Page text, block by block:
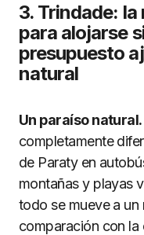
3. Trindade:
para alojarse
presupuesto
natural
Un paraíso natural.
completamente
de Paraty en
montañas y playas
todo se mueve a un
comparación con la